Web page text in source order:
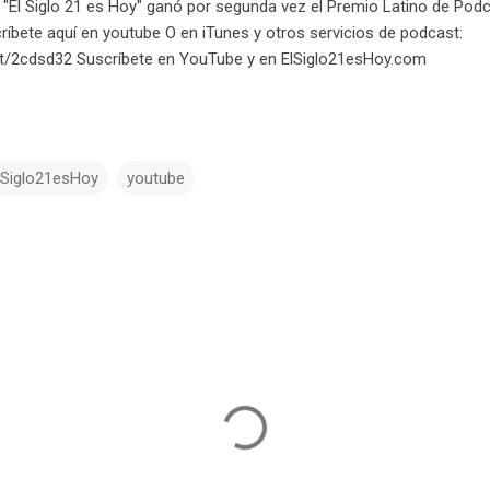
Siglo 21 es Hoy" ganó por segunda vez el Premio Latino de
aquí en youtube O en iTunes y otros servicios de podcast:
Suscríbete en YouTube y en ElSiglo21esHoy.com
youtube